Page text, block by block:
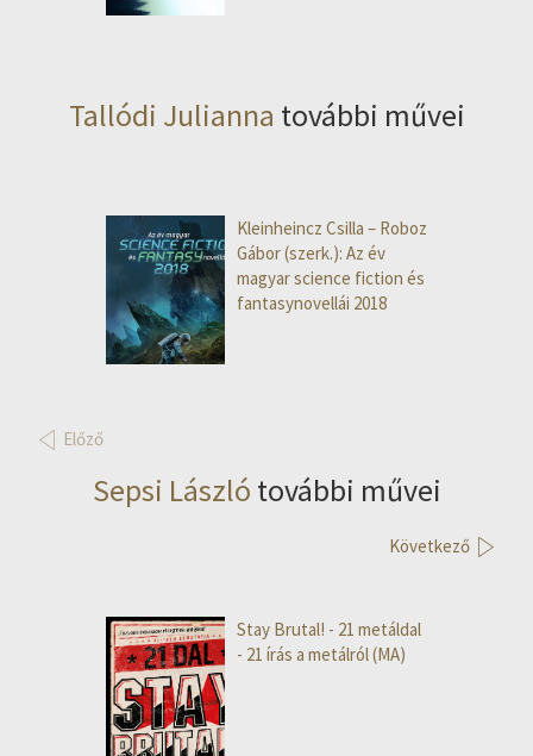
Tallódi Julianna további művei
Kleinheincz Csilla – Roboz
Gábor (szerk.): Az év
magyar science fiction és
fantasynovellái 2018
Előző
Sepsi László további művei
Következő
Stay Brutal! - 21 metáldal
- 21 írás a metálról (MA)